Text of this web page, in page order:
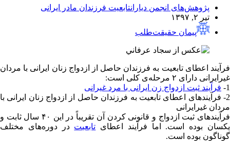
پژوهش‌های انجمن دیارانتابعیت فرزندان مادر ایرانی
تیر ۲, ۱۳۹۷
پیمان حقیقت‌طلب
فرآیند اعطای تابعیت به فرزندان حاصل از ازدواج زنان ایرانی با مردان
غیرایرانی دارای ۲ مرحله‌ی کلی است:
1-
فرآیند ثبت ازدواج زن ایرانی با مرد غیرانی
2- فرآیندهای اعطای تابعیت به فرزندان حاصل از ازدواج زنان ایرانی با
مردان غیرایرانی
فرآیندهای ثبت ازدواج و قانونی کردن آن تقریباً در این ۴۰ سال ثابت و
یکسان بوده است. اما فرآیند اعطای تابعیت در دوره‌های مختلف
گوناگون بوده است.